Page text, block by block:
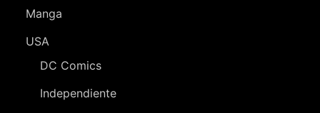
Manga
USA
DC Comics
Independiente